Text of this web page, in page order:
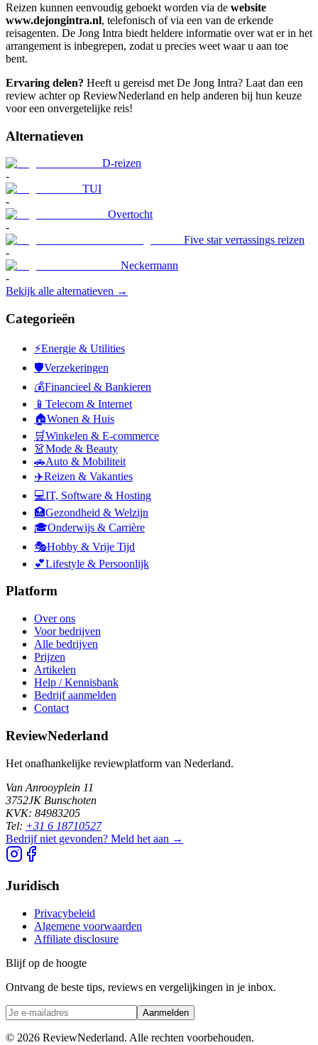
Reizen kunnen eenvoudig geboekt worden via de website
www.dejongintra.nl, telefonisch of via een van de erkende
reisagenten. De Jong Intra biedt heldere informatie over wat er in het
arrangement is inbegrepen, zodat u precies weet waar u aan toe
bent.
Ervaring delen? Heeft u gereisd met De Jong Intra? Laat dan een
review achter op ReviewNederland en help anderen bij hun keuze
voor een onvergetelijke reis!
Alternatieven
D-reizen
-
TUI
-
Overtocht
-
Five star verrassings reizen
-
Neckermann
-
Bekijk alle alternatieven →
Categorieën
⚡Energie & Utilities
🛡️Verzekeringen
💰Financieel & Bankieren
📱 Telecom & Internet
🏠Wonen & Huis
🛒Winkelen & E-commerce
👗Mode & Beauty
🚗Auto & Mobiliteit
✈️Reizen & Vakanties
💻IT, Software & Hosting
🏥Gezondheid & Welzijn
🎓Onderwijs & Carrière
🎭Hobby & Vrije Tijd
💕Lifestyle & Persoonlijk
Platform
Over ons
Voor bedrijven
Alle bedrijven
Prijzen
Artikelen
Help / Kennisbank
Bedrijf aanmelden
Contact
ReviewNederland
Het onafhankelijke reviewplatform van Nederland.
Van Anrooyplein 11
3752JK Bunschoten
KVK: 84983205
Tel: +31 6 18710527
Bedrijf niet gevonden? Meld het aan →
Juridisch
Privacybeleid
Algemene voorwaarden
Affiliate disclosure
Blijf op de hoogte
Ontvang de beste tips, reviews en vergelijkingen in je inbox.
Aanmelden
© 2026 ReviewNederland. Alle rechten voorbehouden.